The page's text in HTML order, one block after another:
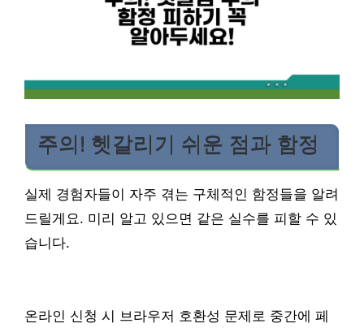
주의! 헷갈리기 쉬운 점과 함정
실제 경험자들이 자주 겪는 구체적인 함정들을 알려
드릴게요. 미리 알고 있으면 같은 실수를 피할 수 있
습니다.
온라인 신청 시 브라우저 호환성 문제로 중간에 페